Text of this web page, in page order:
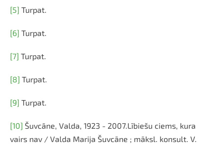
[5] Turpat.
[6] Turpat.
[7] Turpat.
[8] Turpat.
[9] Turpat.
[10] Šuvcāne, Valda, 1923 - 2007.Lībiešu ciems, kura
vairs nav / Valda Marija Šuvcāne ; māksl. konsult. V.